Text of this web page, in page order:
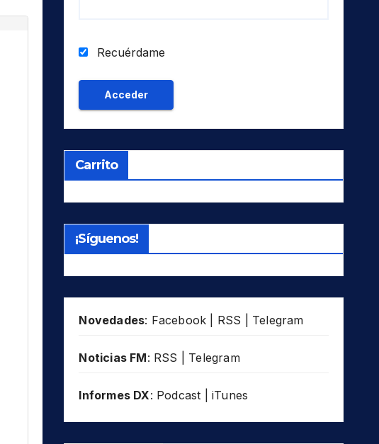
Recuérdame
Carrito
¡Síguenos!
Novedades: Facebook RSS Telegram
Noticias FM: RSS Telegram
Informes DX: Podcast iTunes